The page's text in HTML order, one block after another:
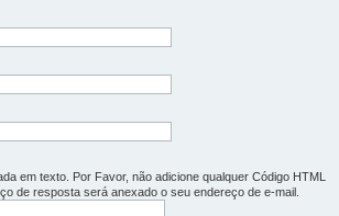
em texto. Por Favor, não adicione qualquer Código HTML
de resposta será anexado o seu endereço de e-mail.